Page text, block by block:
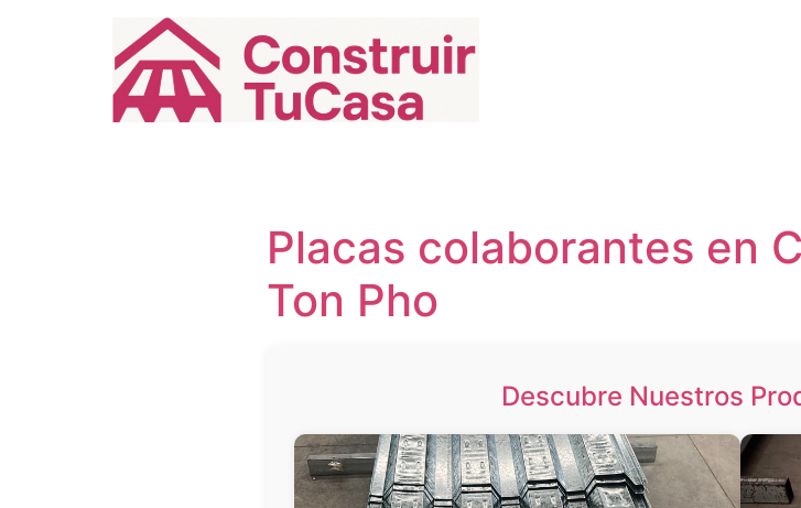
Placas colaborantes en
Ton Pho
Descubre Nuestros